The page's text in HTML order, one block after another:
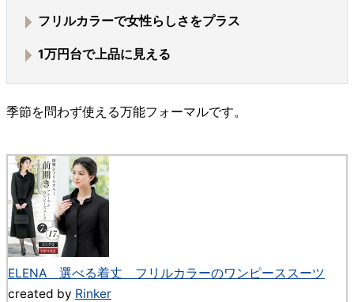
フリルカラーで女性らしさをプラス
1万円台で上品に見える
季節を問わず使える万能フォーマルです。
ELENA 選べる着丈 フリルカラーのワンピーススーツ
created by Rinker